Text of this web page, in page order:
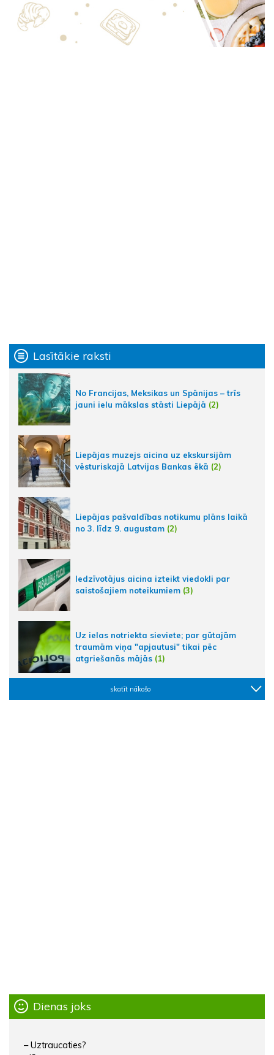
Lasītākie raksti
No Francijas, Meksikas un Spānijas – trīs
jauni ielu mākslas stāsti Liepājā (2)
Liepājas muzejs aicina uz ekskursijām
vēsturiskajā Latvijas Bankas ēkā (2)
Liepājas pašvaldības notikumu plāns laikā
no 3. līdz 9. augustam (2)
Iedzīvotājus aicina izteikt viedokli par
saistošajiem noteikumiem (3)
Uz ielas notriekta sieviete; par gūtajām
traumām viņa "apjautusi" tikai pēc
atgriešanās mājās (1)
skatīt nākošo
Dienas joks
– Uztraucaties?